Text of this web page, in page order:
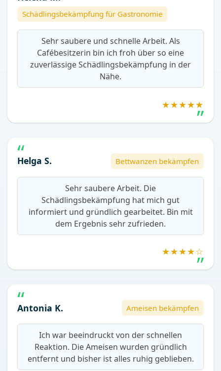
Schädlingsbekämpfung für Gastronomie
Sehr saubere und schnelle Arbeit. Als
Cafébesitzerin bin ich froh über so eine
zuverlässige Schädlingsbekämpfung in der
Nähe.
★★★★★
Helga S. Bettwanzen bekämpfen
Sehr saubere Arbeit. Die
Schädlingsbekämpfung hat mich gut
informiert und gründlich gearbeitet. Bin mit
dem Ergebnis sehr zufrieden.
★★★★☆
Antonia K. Ameisen bekämpfen
Ich war beeindruckt von der schnellen
Reaktion. Die Ameisen wurden gründlich
entfernt und bisher ist alles ruhig geblieben.